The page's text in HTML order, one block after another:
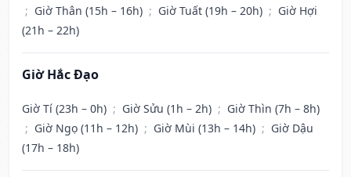
; Giờ Thân (15h – 16h) ; Giờ Tuất (19h – 20h) ; Giờ Hợi
(21h – 22h)
Giờ Hắc Đạo
Giờ Tí (23h – 0h) ; Giờ Sửu (1h – 2h) ; Giờ Thìn (7h – 8h)
; Giờ Ngọ (11h – 12h) ; Giờ Mùi (13h – 14h) ; Giờ Dậu
(17h – 18h)